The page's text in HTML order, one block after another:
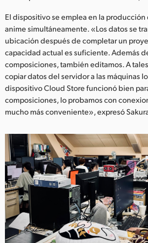
El dispositivo se emplea en la producción
anime simultáneamente. «Los datos se
ubicación después de completar un
capacidad actual es suficiente. Además
composiciones, también editamos. A
copiar datos del servidor a las máquinas
dispositivo Cloud Store funcionó bien
composiciones, lo probamos con
mucho más conveniente», expresó